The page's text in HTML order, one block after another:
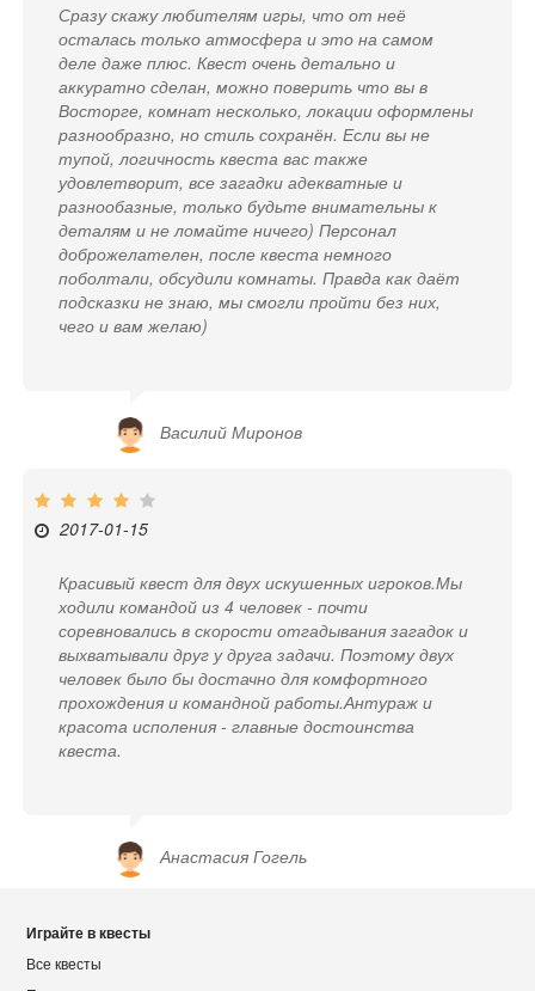
Сразу скажу любителям игры, что от неё
осталась только атмосфера и это на самом
деле даже плюс. Квест очень детально и
аккуратно сделан, можно поверить что вы в
Восторге, комнат несколько, локации оформлены
разнообразно, но стиль сохранён. Если вы не
тупой, логичность квеста вас также
удовлетворит, все загадки адекватные и
разнообазные, только будьте внимательны к
деталям и не ломайте ничего) Персонал
доброжелателен, после квеста немного
поболтали, обсудили комнаты. Правда как даёт
подсказки не знаю, мы смогли пройти без них,
чего и вам желаю)
Василий Миронов
2017-01-15
Красивый квест для двух искушенных игроков.Мы
ходили командой из 4 человек - почти
соревновались в скорости отгадывания загадок и
выхватывали друг у друга задачи. Поэтому двух
человек было бы достачно для комфортного
прохождения и командной работы.Антураж и
красота исполения - главные достоинства
квеста.
Анастасия Гогель
Играйте в квесты
Все квесты